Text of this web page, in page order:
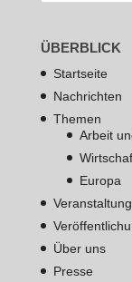
ÜBERBLICK
Startseite
Nachrichten
Themen
Arbeit
Europa
Über uns
Presse